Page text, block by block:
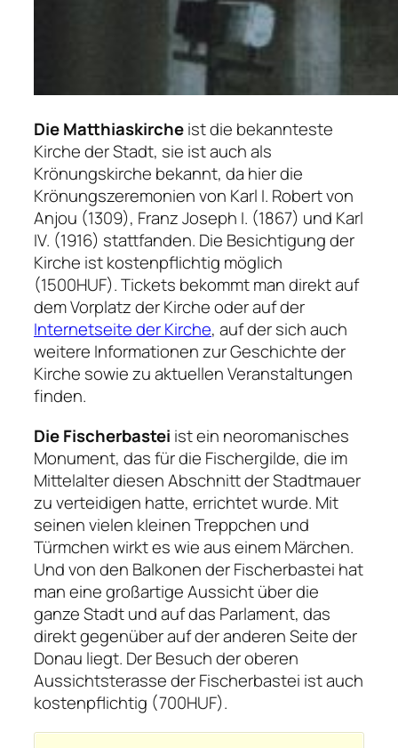
Die Matthiaskircheist die bekannteste
Kirche der Stadt, sie ist auch als
Krönungskirche bekannt, da hier die
Krönungszeremonien von Karl I. Robert von
Anjou (1309), Franz Joseph I. (1867) und Karl
IV. (1916) stattfanden. Die Besichtigung der
Kirche ist kostenpflichtig möglich
(1500HUF). Tickets bekommt man direkt auf
dem Vorplatz der Kirche oder auf der
Internetseite der Kirche, auf der sich auch
weitere Informationen zur Geschichte der
Kirche sowie zu aktuellen Veranstaltungen
finden.
Die Fischerbastei ist ein neoromanisches
Monument, das für die Fischergilde, die im
Mittelalter diesen Abschnitt der Stadtmauer
zu verteidigen hatte, errichtet wurde. Mit
seinen vielen kleinen Treppchen und
Türmchen wirkt es wie aus einem Märchen.
Und von den Balkonen der Fischerbastei hat
man eine großartige Aussicht über die
ganze Stadt und auf das Parlament, das
direkt gegenüber auf der anderen Seite der
Donau liegt. Der Besuch der oberen
Aussichtsterasse der Fischerbastei ist auch
kostenpflichtig (700HUF).